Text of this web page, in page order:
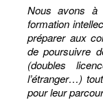
Nous avons
formation
préparer aux
de poursuivre
(doubles
l’étranger…)
pour leur